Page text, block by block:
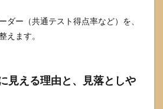
ダー（共通テスト得点率など）を、
えます。
見える理由と、見落としや